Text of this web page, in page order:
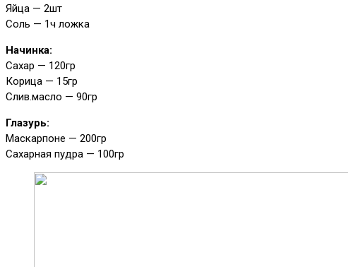
Яйца — 2шт
Соль — 1ч ложка
Начинка:
Сахар — 120гр
Корица — 15гр
Слив.масло — 90гр
Глазурь:
Маскарпоне — 200гр
Сахарная пудра — 100гр